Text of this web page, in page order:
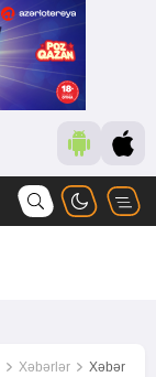
Xəbərlər Xəbər